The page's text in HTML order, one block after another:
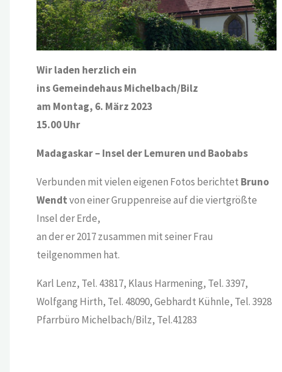
Wir laden herzlich ein
ins Gemeindehaus Michelbach/Bilz
am Montag, 6. März 2023
15.00 Uhr
Madagaskar – Insel der Lemuren und Baobabs
Verbunden mit vielen eigenen Fotos berichtet Bruno
Wendtvon einer Gruppenreise auf die viertgrößte
Insel der Erde,
an der er 2017 zusammen mit seiner Frau
teilgenommen hat.
Karl Lenz, Tel. 43817, Klaus Harmening, Tel. 3397,
Wolfgang Hirth, Tel. 48090, Gebhardt Kühnle, Tel. 3928
Pfarrbüro Michelbach/Bilz, Tel.41283